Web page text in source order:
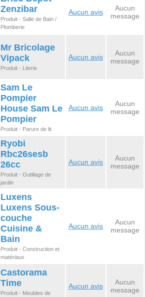
Zenzibar
Produit - Salle de Bain /
Plomberie
Aucun avis
Aucun
message
Mr Bricolage
Vipack
Produit - Literie
Aucun avis
Aucun
message
Sam Le
Pompier
House Sam Le
Pompier
Produit - Parure de lit
Aucun avis
Aucun
message
Ryobi
Rbc26sesb
26cc
Produit - Outillage de
jardin
Aucun avis
Aucun
message
Luxens
Luxens Sous-
couche
Cuisine &
Bain
Produit - Construction et
matériaux
Aucun avis
Aucun
message
Castorama
Time
Produit - Meubles de
Aucun avis
Aucun
message